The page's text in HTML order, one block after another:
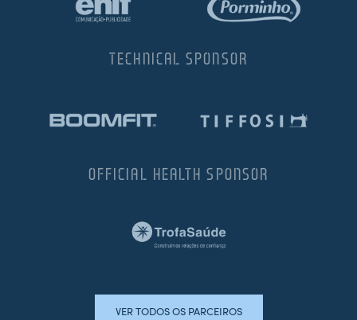
TECHNICAL SPONSOR
OFFICIAL HEALTH SPONSOR
VER TODOS OS PARCEIROS